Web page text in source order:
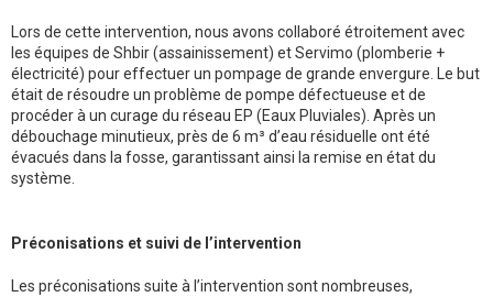
Lors de cette intervention, nous avons collaboré étroitement avec
les équipes de Shbir (assainissement) et Servimo (plomberie +
électricité) pour effectuer un pompage de grande envergure. Le but
était de résoudre un problème de pompe défectueuse et de
procéder à un curage du réseau EP (Eaux Pluviales). Après un
débouchage minutieux, près de 6 m³ d’eau résiduelle ont été
évacués dans la fosse, garantissant ainsi la remise en état du
système.
Préconisations et suivi de l’intervention
Les préconisations suite à l’intervention sont nombreuses,